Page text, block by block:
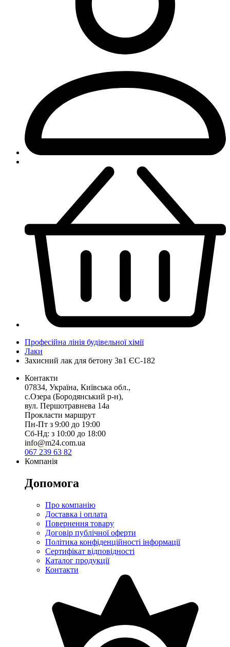
Професійна лінія будівельної хімії
Лаки
Захисний лак для бетону 3в1 ЄС-182
Контакти
07834, Україна, Київська обл.,
с.Озера (Бородянський р-н),
вул. Першотравнева 14а
Прокласти маршрут
Пн-Пт з 9:00 до 19:00
Сб-Нд: з 10:00 до 18:00
info@m24.com.ua
067 239 63 82
Компанія
Допомога
Про компанію
Доставка і оплата
Повернення товару
Договір публічної оферти
Політика конфіденційності інформації
Сертифікат відповідності
Каталог продукції
Контакти